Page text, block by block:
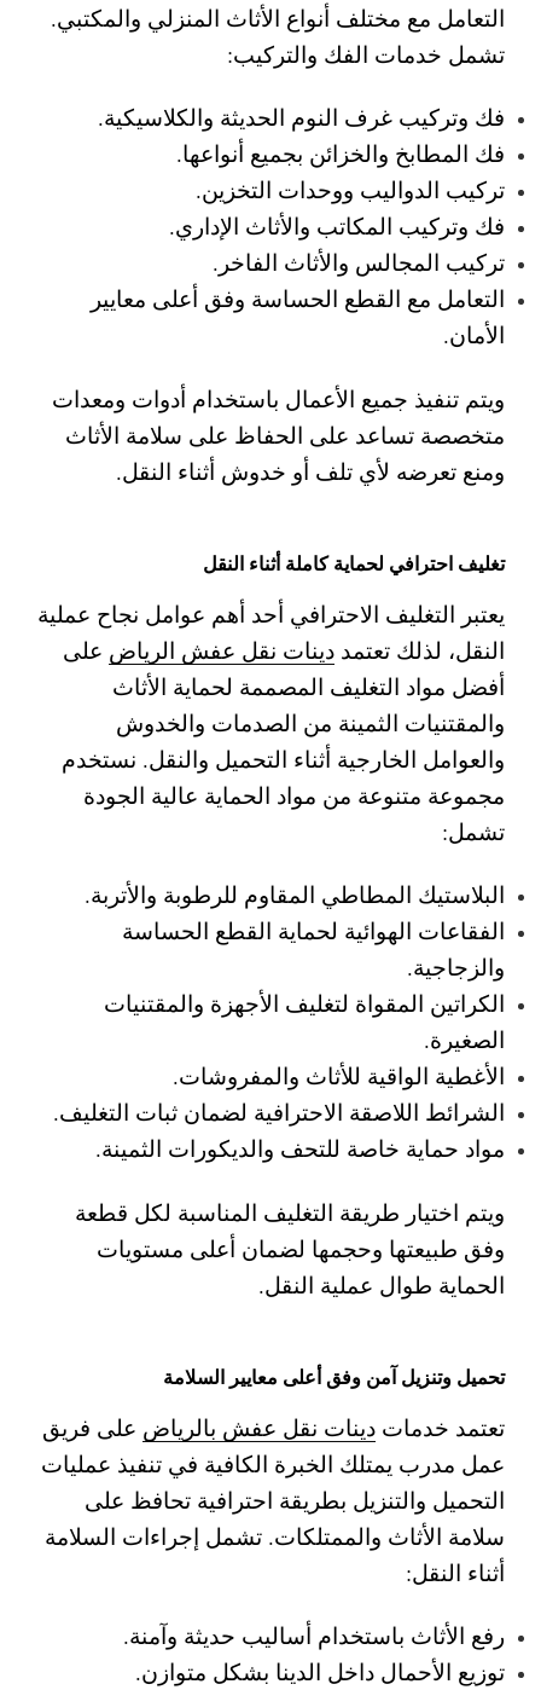
التعامل مع مختلف أنواع الأثاث المنزلي والمكتبي.
تشمل خدمات الفك والتركيب:
فك وتركيب غرف النوم الحديثة والكلاسيكية.
فك المطابخ والخزائن بجميع أنواعها.
تركيب الدواليب ووحدات التخزين.
فك وتركيب المكاتب والأثاث الإداري.
تركيب المجالس والأثاث الفاخر.
التعامل مع القطع الحساسة وفق أعلى معايير
الأمان.
ويتم تنفيذ جميع الأعمال باستخدام أدوات ومعدات
متخصصة تساعد على الحفاظ على سلامة الأثاث
ومنع تعرضه لأي تلف أو خدوش أثناء النقل.
تغليف احترافي لحماية كاملة أثناء النقل
يعتبر التغليف الاحترافي أحد أهم عوامل نجاح عملية
النقل، لذلك تعتمد دينات نقل عفش الرياض على
أفضل مواد التغليف المصممة لحماية الأثاث
والمقتنيات الثمينة من الصدمات والخدوش
والعوامل الخارجية أثناء التحميل والنقل. نستخدم
مجموعة متنوعة من مواد الحماية عالية الجودة
تشمل:
البلاستيك المطاطي المقاوم للرطوبة والأتربة.
الفقاعات الهوائية لحماية القطع الحساسة
والزجاجية.
الكراتين المقواة لتغليف الأجهزة والمقتنيات
الصغيرة.
الأغطية الواقية للأثاث والمفروشات.
الشرائط اللاصقة الاحترافية لضمان ثبات التغليف.
مواد حماية خاصة للتحف والديكورات الثمينة.
ويتم اختيار طريقة التغليف المناسبة لكل قطعة
وفق طبيعتها وحجمها لضمان أعلى مستويات
الحماية طوال عملية النقل.
تحميل وتنزيل آمن وفق أعلى معايير السلامة
تعتمد خدمات دينات نقل عفش بالرياض على فريق
عمل مدرب يمتلك الخبرة الكافية في تنفيذ عمليات
التحميل والتنزيل بطريقة احترافية تحافظ على
سلامة الأثاث والممتلكات. تشمل إجراءات السلامة
أثناء النقل:
رفع الأثاث باستخدام أساليب حديثة وآمنة.
توزيع الأحمال داخل الدينا بشكل متوازن.